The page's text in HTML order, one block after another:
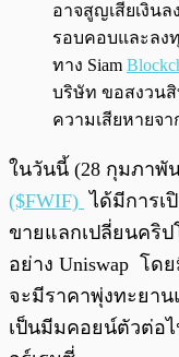
อาจสูญเสียเงิน
รอบคอบและลง
ทาง Siam
บริษัท ขอสงวน
ความเสียหายจ
ในวันนี้ (28 กุมภาพั
($FWIF) ได้มีการเ
ขายแลกเปลี่ยนคริป
อย่าง Uniswap โด
จะมีราคาพุ่งทะยา
เป็นมีมคอยน์ตัวต่อ